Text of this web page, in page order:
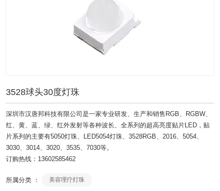
3528球头30度灯珠
深圳市汉唐邦科技有限公司是一家专业研发、生产和销售RGB、RGBW、
红、黄、蓝、绿、红外发射等各种波长、全系列的超高亮度贴片LED，贴
片系列的主要有5050灯珠、LED5054灯珠、3528RGB、2016、5054、
3030、3014、3020、3535、7030等。
订购热线：13602585462
所属分类 ： 美容理疗灯珠